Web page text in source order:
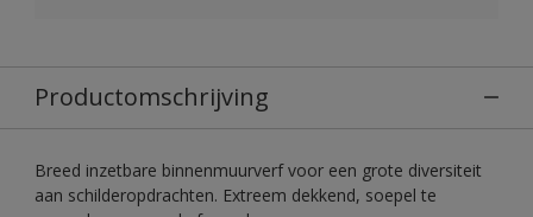
Productomschrijving
Breed inzetbare binnenmuurverf voor een grote diversiteit
aan schilderopdrachten. Extreem dekkend, soepel te